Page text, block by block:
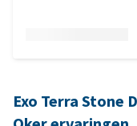
Exo Terra Stone